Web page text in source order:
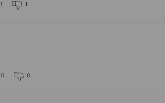
1 1
0 0